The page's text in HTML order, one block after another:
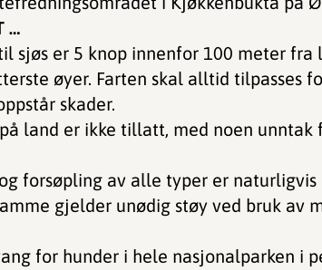
…
sjøs er 5 knop innenfor 100 meter fra
øyer. Farten skal alltid tilpasses
skader.
land er ikke tillatt, med noen unntak
forsøpling av alle typer er
gjelder unødig støy ved bruk av
for hunder i hele nasjonalparken i